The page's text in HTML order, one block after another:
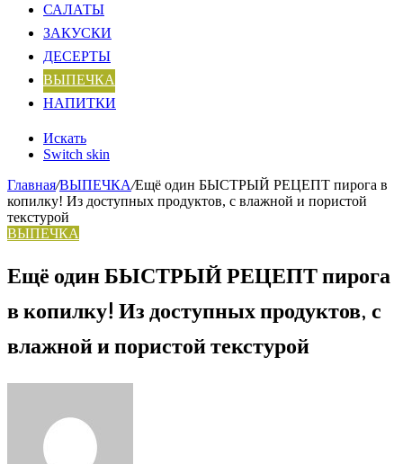
САЛАТЫ
ЗАКУСКИ
ДЕСЕРТЫ
ВЫПЕЧКА
НАПИТКИ
Искать
Switch skin
Главная/ВЫПЕЧКА/Ещё один БЫСТРЫЙ РЕЦЕПТ пирога в
копилку! Из доступных продуктов, с влажной и пористой
текстурой
ВЫПЕЧКА
Ещё один БЫСТРЫЙ РЕЦЕПТ пирога
в копилку! Из доступных продуктов, с
влажной и пористой текстурой